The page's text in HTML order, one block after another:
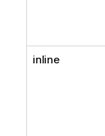
inline